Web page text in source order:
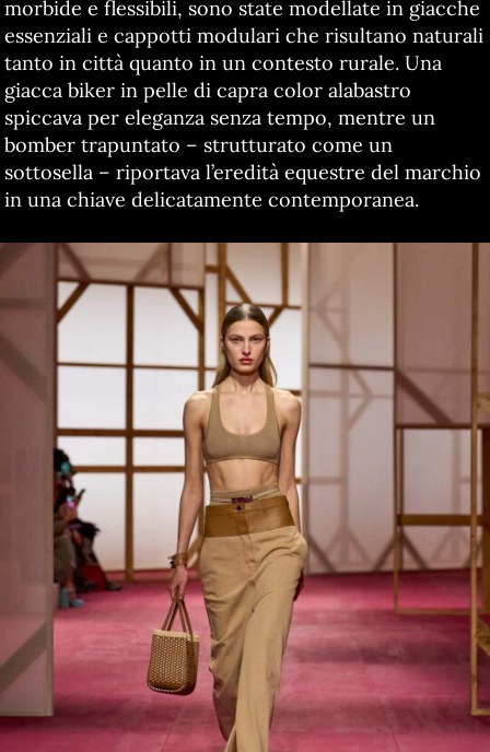
morbide e flessibili, sono state modellate in giacche
essenziali e cappotti modulari che risultano naturali
tanto in città quanto in un contesto rurale. Una
giacca biker in pelle di capra color alabastro
spiccava per eleganza senza tempo, mentre un
bomber trapuntato – strutturato come un
sottosella – riportava l’eredità equestre del marchio
in una chiave delicatamente contemporanea.